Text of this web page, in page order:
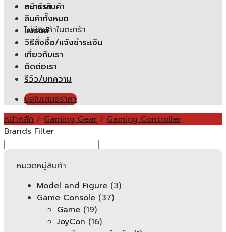
ตะกร้าสินค้า
ไม่มีสินค้าในตะกร้า
หน้าแรก
สินค้าทั้งหมด
แบรนด์
วิธีสั่งซื้อ/แจ้งชำระเงิน
เกี่ยวกับเรา
ติดต่อเรา
รีวิว/บทความ
ขอใบเสนอราคา
หน้าหลัก / Gaming Gear / Gaming Controller
Brands Filter
หมวดหมู่สินค้า
Model and Figure (3)
Game Console (37)
Game (19)
JoyCon (16)